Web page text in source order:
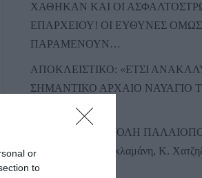
or
to
ΧΑΘΗΚΑΝ ΚΑΙ ΟΙ
ΕΠΑΡΧΕΙΟΥ! ΟΙ ΕΥΘΥΝΕΣ ΟΜΩΣ
ΠΑΡΑΜΕΝΟΥΝ…
ΑΠΟΚΛΕΙΣΤΙΚΟ: «ΕΤΣΙ
ΣΗΜΑΝΤΙΚΟ ΑΡΧΑΙΟ ΝΑΥΑΓΙΟ
ΑΝΔΡΟΥ!…»
ΑΝΟΙΧΤΗ ΕΠΙΣΤΟΛΗ
Μητσοτάκη, N. Κακλαμάνη, K.